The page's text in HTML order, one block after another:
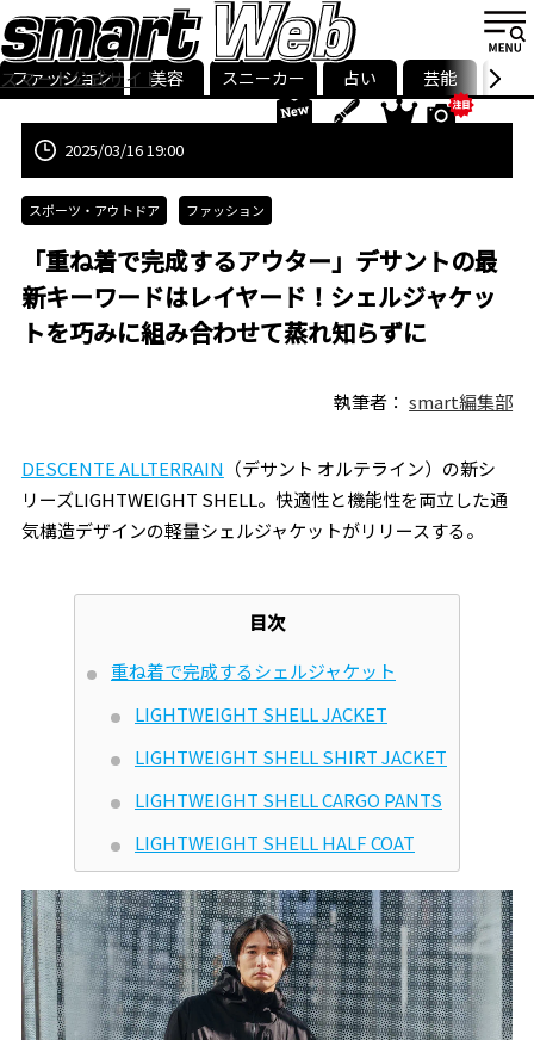
スマート公式サイト
smart最新号
記事一覧ランキング
ストリ
ファッション 美容 スニーカー 占い 芸能 グル
2025/03/16 19:00
スポーツ・アウトドア ファッション
「重ね着で完成するアウター」デサントの最
新キーワードはレイヤード！シェルジャケッ
トを巧みに組み合わせて蒸れ知らずに
執筆者：smart編集部
DESCENTE ALLTERRAIN （デサント オルテライン）の新シ
リーズLIGHTWEIGHT SHELL。快適性と機能性を両⽴した通
気構造デザインの軽量シェルジャケットがリリースする。
目次
重ね着で完成するシェルジャケット
LIGHTWEIGHT SHELL JACKET
LIGHTWEIGHT SHELL SHIRT JACKET
LIGHTWEIGHT SHELL CARGO PANTS
LIGHTWEIGHT SHELL HALF COAT